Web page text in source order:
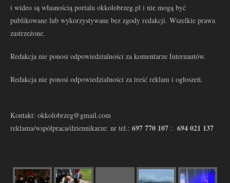
i wideo są własnością portalu okkolobrzeg.pl i nie mogą być
publikowane lub wykorzystywane bez zgody redakcji. Wszelkie prawa
zastrzeżone.
Redakcja nie ponosi odpowiedzialności za komentarze Internautów.
Redakcja nie ponosi odpowiedzialności za treść reklam i ogłoszeń.
Kontakt: okkolobrzeg@gmail.com
reklama/współpraca/dziennikarze: nr tel.: 697 770 107 : 694 021 137